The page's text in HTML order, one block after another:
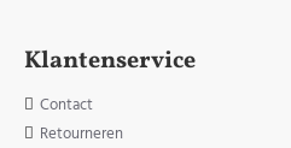
Klantenservice
Contact
Retourneren